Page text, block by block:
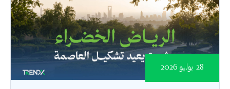
28 يوليو 2026